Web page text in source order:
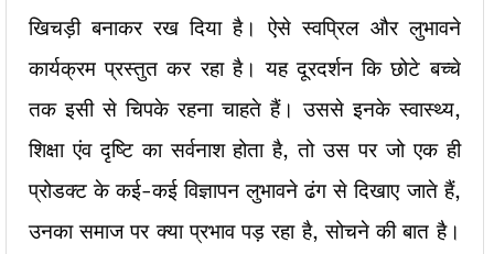
खिचड़ी बनाकर रख दिया है। ऐसे स्वप्रिल और लुभावने
कार्यक्रम प्रस्तुत कर रहा है। यह दूरदर्शन कि छोटे बच्चे
तक इसी से चिपके रहना चाहते हैं। उससे इनके स्वास्थ्य,
शिक्षा एंव दृष्टि का सर्वनाश होता है, तो उस पर जो एक ही
प्रोडक्ट के कई-कई विज्ञापन लुभावने ढंग से दिखाए जाते हैं,
उनका समाज पर क्या प्रभाव पड़ रहा है, सोचने की बात है।